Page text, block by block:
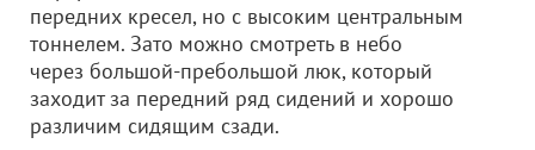
передних кресел, но с высоким центральным
тоннелем. Зато можно смотреть в небо
через большой-пребольшой люк, который
заходит за передний ряд сидений и хорошо
различим сидящим сзади.